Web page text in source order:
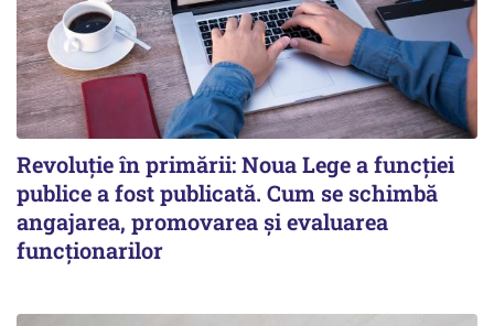
Revoluție în primării: Noua Lege a funcției
publice a fost publicată. Cum se schimbă
angajarea, promovarea și evaluarea
funcționarilor